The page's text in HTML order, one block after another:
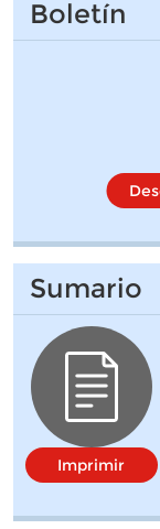
Boletín
Sumario
Imprimir